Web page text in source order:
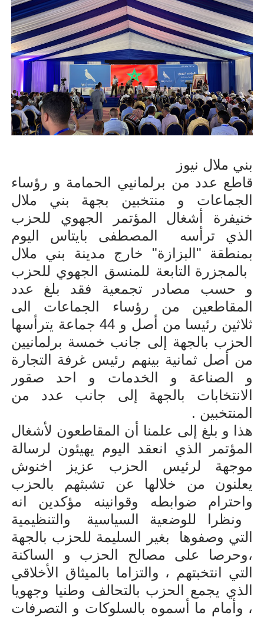
بني ملال نيوز
قاطع عدد من برلمانيي الحمامة و رؤساء
الجماعات و منتخبين بجهة بني ملال
خنيفرة أشغال المؤتمر الجهوي للحزب
الذي ترأسه
المصطفى بايتاس اليوم
بمنطقة "البزازة" خارج مدينة بني ملال
بالمجزرة التابعة للمنسق الجهوي للحزب
و حسب مصادر تجمعية فقد بلغ عدد
المقاطعين من رؤساء الجماعات الى
ثلاثين رئيسا من أصل و 44 جماعة يترأسها
الحزب بالجهة إلى جانب خمسة برلمانيين
من أصل ثمانية بينهم رئيس غرفة التجارة
و الصناعة و الخدمات و احد صقور
الانتخابات بالجهة إلى جانب عدد من
المنتخبين .
هذا و بلغ إلى علمنا أن المقاطعون لأشغال
المؤتمر الذي انعقد اليوم يهيئون لرسالة
موجهة لرئيس الحزب عزيز اخنوش
يعلنون من خلالها عن تشبثهم بالحزب
واحترام ضوابطه وقوانينه مؤكدين انه
ونظرا للوضعية السياسية
والتنظيمية
التي وصفوها
بغير السليمة للحزب بالجهة
،وحرصا على مصالح الحزب و الساكنة
التي انتخبتهم ، والتزاما بالميثاق الأخلاقي
الذي يجمع الحزب بالتحالف وطنيا وجهويا
، وأمام ما أسموه بالسلوكات و التصرفات